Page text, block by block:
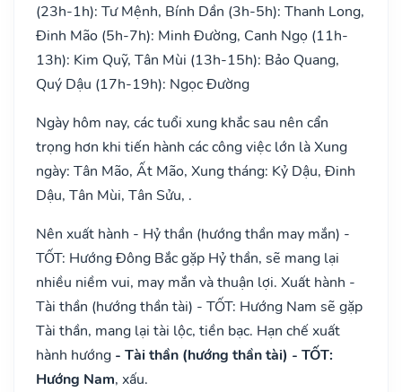
(23h-1h): Tư Mệnh, Bính Dần (3h-5h): Thanh Long,
Đinh Mão (5h-7h): Minh Đường, Canh Ngọ (11h-
13h): Kim Quỹ, Tân Mùi (13h-15h): Bảo Quang,
Quý Dậu (17h-19h): Ngọc Đường
Ngày hôm nay, các tuổi xung khắc sau nên cẩn
trọng hơn khi tiến hành các công việc lớn là Xung
ngày: Tân Mão, Ất Mão, Xung tháng: Kỷ Dậu, Đinh
Dậu, Tân Mùi, Tân Sửu, .
Nên xuất hành - Hỷ thần (hướng thần may mắn) -
TỐT: Hướng Đông Bắc gặp Hỷ thần, sẽ mang lại
nhiều niềm vui, may mắn và thuận lợi. Xuất hành -
Tài thần (hướng thần tài) - TỐT: Hướng Nam sẽ gặp
Tài thần, mang lại tài lộc, tiền bạc. Hạn chế xuất
hành hướng - Tài thần (hướng thần tài) - TỐT:
Hướng Nam, xấu.